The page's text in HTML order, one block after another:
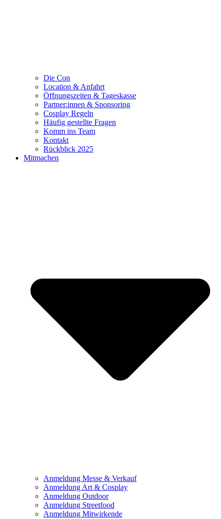
Die Con
Location & Anfahrt
Öffnungszeiten & Tageskasse
Partner:innen & Sponsoring
Cosplay Regeln
Häufig gestellte Fragen
Komm ins Team
Kontakt
Rückblick 2025
Mitmachen
Anmeldung Messe & Verkauf
Anmeldung Art & Cosplay
Anmeldung Outdoor
Anmeldung Streetfood
Anmeldung Mitwirkende